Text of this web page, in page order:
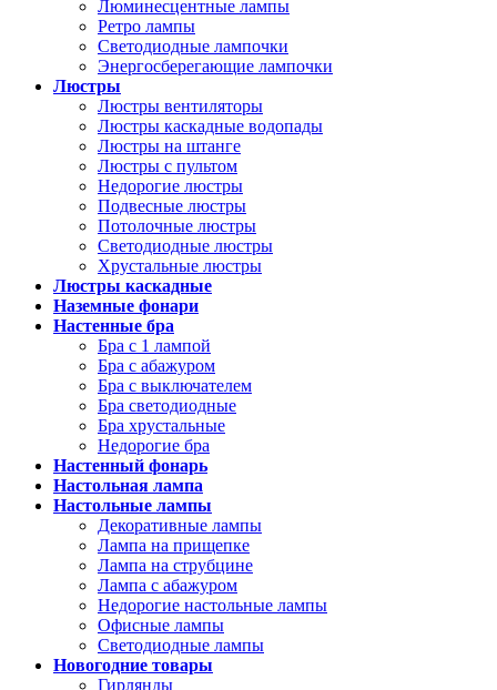
Люминесцентные лампы
Ретро лампы
Светодиодные лампочки
Энергосберегающие лампочки
Люстры
Люстры вентиляторы
Люстры каскадные водопады
Люстры на штанге
Люстры с пультом
Недорогие люстры
Подвесные люстры
Потолочные люстры
Светодиодные люстры
Хрустальные люстры
Люстры каскадные
Наземные фонари
Настенные бра
Бра с 1 лампой
Бра с абажуром
Бра с выключателем
Бра светодиодные
Бра хрустальные
Недорогие бра
Настенный фонарь
Настольная лампа
Настольные лампы
Декоративные лампы
Лампа на прищепке
Лампа на струбцине
Лампа с абажуром
Недорогие настольные лампы
Офисные лампы
Светодиодные лампы
Новогодние товары
Гирлянды